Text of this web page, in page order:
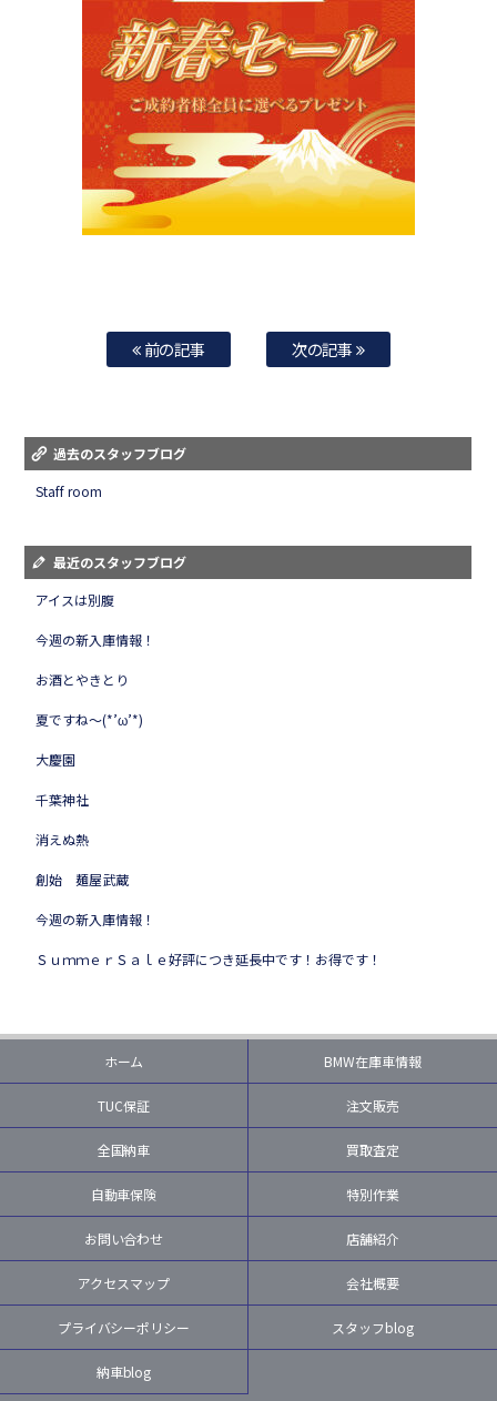
前の記事 次の記事
過去のスタッフブログ
Staff room
最近のスタッフブログ
アイスは別腹
今週の新入庫情報！
お酒とやきとり
夏ですね～(*’ω’*)
大慶園
千葉神社
消えぬ熱
創始 麺屋武蔵
今週の新入庫情報！
ＳｕｍｍｅｒＳａｌｅ好評につき延長中です！お得です！
ホーム BMW在庫車情報
TUC保証 注文販売
全国納車 買取査定
自動車保険 特別作業
お問い合わせ 店舗紹介
アクセスマップ 会社概要
プライバシーポリシー スタッフblog
納車blog